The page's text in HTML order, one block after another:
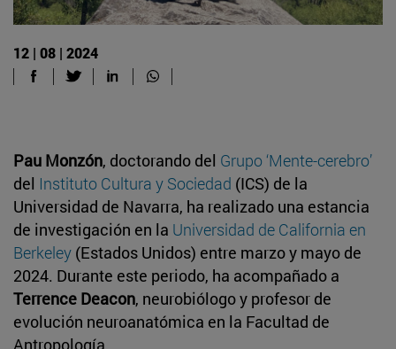
12 | 08 | 2024
Pau Monzón, doctorando del Grupo ‘Mente-cerebro’
del Instituto Cultura y Sociedad (ICS) de la
Universidad de Navarra, ha realizado una estancia
de investigación en la Universidad de California en
Berkeley (Estados Unidos) entre marzo y mayo de
2024. Durante este periodo, ha acompañado a
Terrence Deacon, neurobiólogo y profesor de
evolución neuroanatómica en la Facultad de
Antropología.